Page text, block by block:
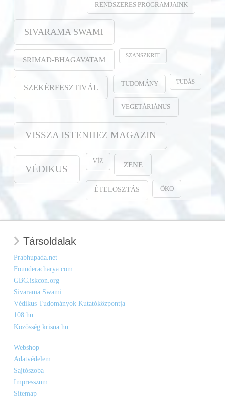
RENDSZERES PROGRAMJAINK
SIVARAMA SWAMI
SRIMAD-BHAGAVATAM SZANSZKRIT
SZEKÉRFESZTIVÁL TUDOMÁNY TUDÁS
VEGETÁRIÁNUS
VISSZA ISTENHEZ MAGAZIN
VÉDIKUS
VÍZ ZENE
ÉTELOSZTÁS ÖKO
Társoldalak
Prabhupada.net
Founderacharya.com
GBC.iskcon.org
Sivarama Swami
Védikus Tudományok Kutatóközpontja
108.hu
Közösség.krisna.hu
Webshop
Adatvédelem
Sajtószoba
Impresszum
Sitemap